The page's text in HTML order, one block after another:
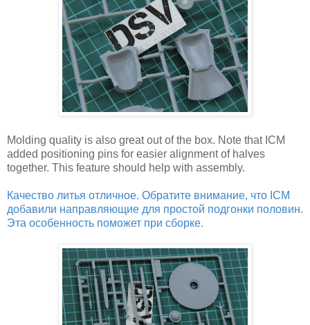
Molding quality is also great out of the box. Note that ICM
added positioning pins for easier alignment of halves
together. This feature should help with assembly.
Качество литья отличное. Обратите внимание, что ICM
добавили направляющие для простой подгонки половин.
Эта особенность поможет при сборке.